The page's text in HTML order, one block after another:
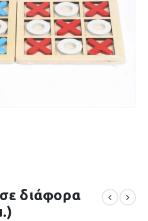
σε διάφορα